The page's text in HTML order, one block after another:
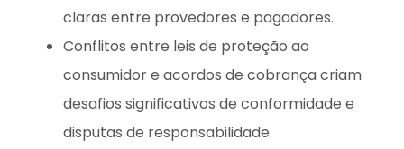
claras entre provedores e pagadores.
Conflitos entre leis de proteção ao
consumidor e acordos de cobrança criam
desafios significativos de conformidade e
disputas de responsabilidade.